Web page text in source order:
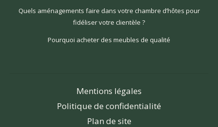
Quels aménagements faire dans votre chambre d’hôtes pour
fidéliser votre clientèle ?
Pourquoi acheter des meubles de qualité
Mentions légales
Politique de confidentialité
Plan de site